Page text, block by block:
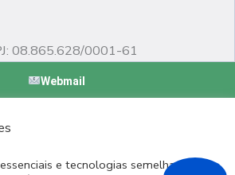
08.865.628/0001-61
Webmail
e tecnologias semelhantes de